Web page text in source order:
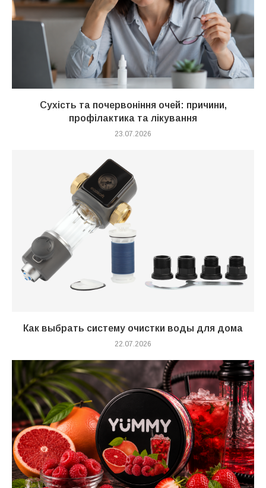
Сухість та почервоніння очей: причини,
профілактика та лікування
23.07.2026
Как выбрать систему очистки воды для дома
22.07.2026